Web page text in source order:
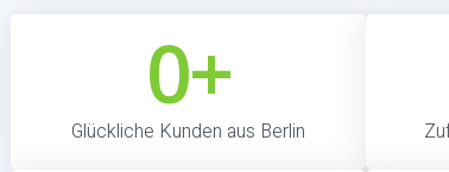
Glückliche Kunden aus Berlin
0+